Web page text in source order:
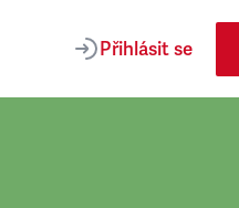
Přihlásit se